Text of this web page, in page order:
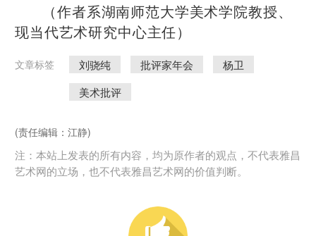
（作者系湖南师范大学美术学院教授、
现当代艺术研究中心主任）
文章标签 刘骁纯 批评家年会
杨卫
美术批评
(责任编辑：江静)
注：本站上发表的所有内容，均为原作者的观点，不代表雅昌
艺术网的立场，也不代表雅昌艺术网的价值判断。